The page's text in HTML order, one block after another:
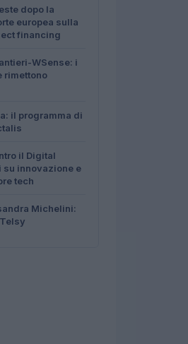
dopo la
europea sulla
financing
WSense: i
rimettono
il programma di
il Digital
su innovazione e
tech
Michelini: